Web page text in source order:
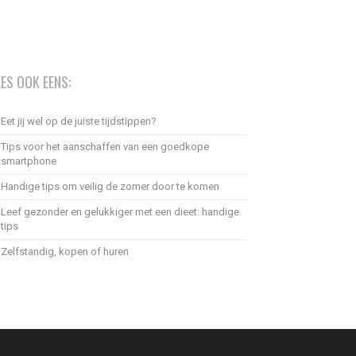
OOK EENS:
Eet jij wel op de juiste tijdstippen?
Tips voor het aanschaffen van een goedkope
smartphone
Handige tips om veilig de zomer door te komen
Leef gezonder en gelukkiger met een dieet: handige
tips
Zelfstandig, kopen of huren